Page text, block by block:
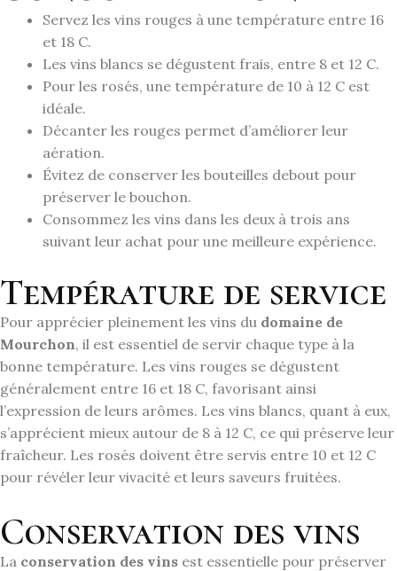
Servez les vins rouges à une température entre 16
et 18 C.
Les vins blancs se dégustent frais, entre 8 et 12 C.
Pour les rosés, une température de 10 à 12 C est
idéale.
Décanter les rouges permet d’améliorer leur
aération.
Évitez de conserver les bouteilles debout pour
préserver le bouchon.
Consommez les vins dans les deux à trois ans
suivant leur achat pour une meilleure expérience.
Température de service
Pour apprécier pleinement les vins du domaine de
Mourchon, il est essentiel de servir chaque type à la
bonne température. Les vins rouges se dégustent
généralement entre 16 et 18 C, favorisant ainsi
l’expression de leurs arômes. Les vins blancs, quant à eux,
s’apprécient mieux autour de 8 à 12 C, ce qui préserve leur
fraîcheur. Les rosés doivent être servis entre 10 et 12 C
pour révéler leur vivacité et leurs saveurs fruitées.
Conservation des vins
La conservation des vins est essentielle pour préserver